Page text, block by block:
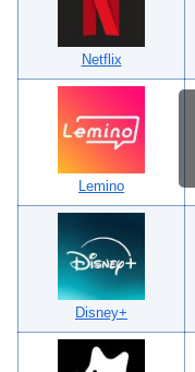
Netflix
Lemino
Disney+